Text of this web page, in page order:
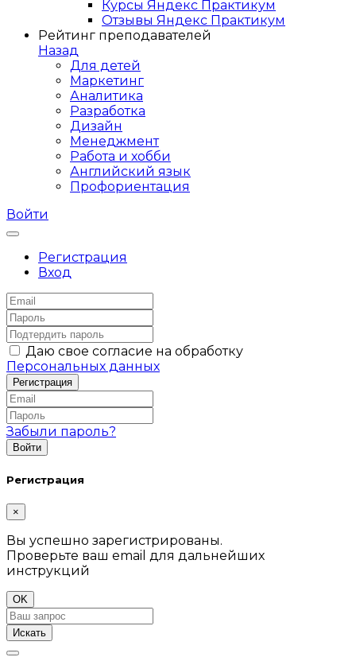
Курсы Яндекс Практикум
Отзывы Яндекс Практикум
Рейтинг преподавателей
Назад
Для детей
Маркетинг
Аналитика
Разработка
Дизайн
Менеджмент
Работа и хобби
Английский язык
Профориентация
Войти
Регистрация
Вход
Даю свое согласие на обработку
Персональных данных
Забыли пароль?
Регистрация
×
Вы успешно зарегистрированы.
Проверьте ваш email для дальнейших
инструкций
OK
Искать